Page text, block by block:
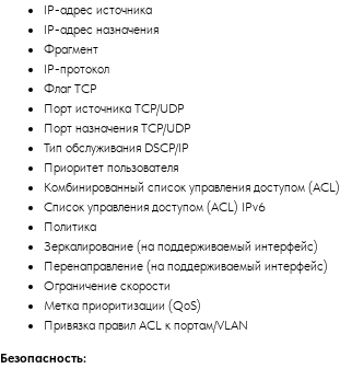
IP-адрес источника
IP-адрес назначения
Фрагмент
IP-протокол
Флаг TCP
Порт источника TCP/UDP
Порт назначения TCP/UDP
Тип обслуживания DSCP/IP
Приоритет пользователя
Комбинированный список управления доступом (ACL)
Список управления доступом (ACL) IPv6
Политика
Зеркалирование (на поддерживаемый интерфейс)
Перенаправление (на поддерживаемый интерфейс)
Ограничение скорости
Метка приоритизации (QoS)
Привязка правил ACL к портам/VLAN
Безопасность: